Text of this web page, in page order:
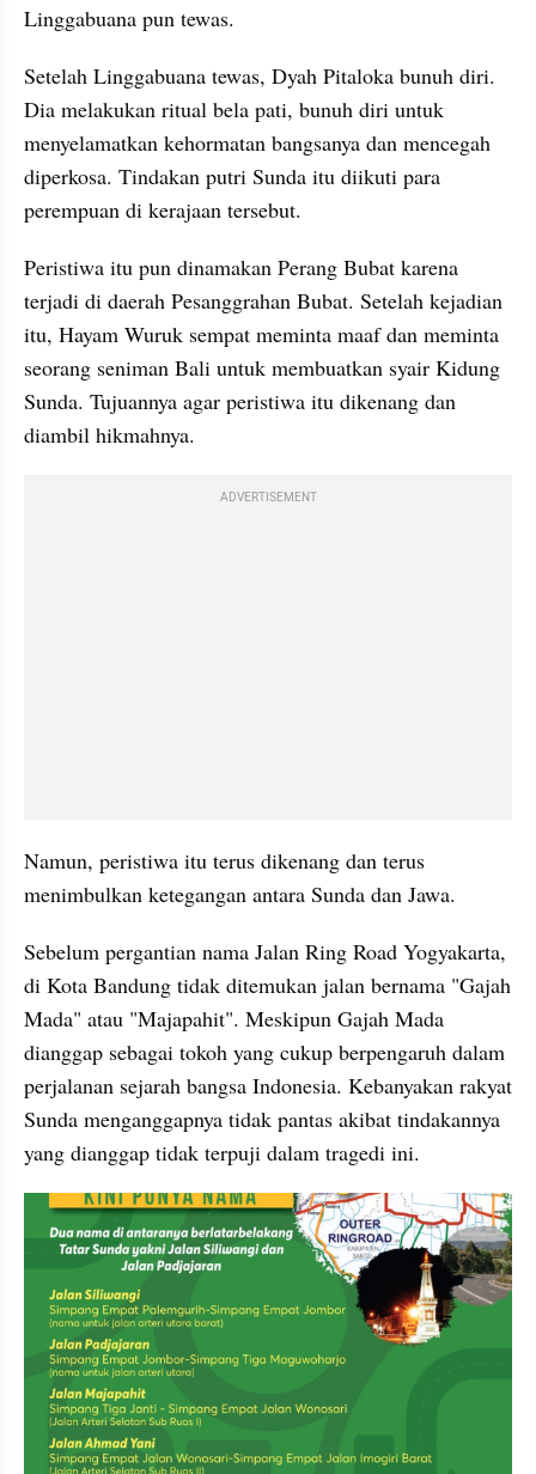
Linggabuana pun tewas.
Setelah Linggabuana tewas, Dyah Pitaloka bunuh diri.
Dia melakukan ritual bela pati, bunuh diri untuk
menyelamatkan kehormatan bangsanya dan mencegah
diperkosa. Tindakan putri Sunda itu diikuti para
perempuan di kerajaan tersebut.
Peristiwa itu pun dinamakan Perang Bubat karena
terjadi di daerah Pesanggrahan Bubat. Setelah kejadian
itu, Hayam Wuruk sempat meminta maaf dan meminta
seorang seniman Bali untuk membuatkan syair Kidung
Sunda. Tujuannya agar peristiwa itu dikenang dan
diambil hikmahnya.
ADVERTISEMENT
Namun, peristiwa itu terus dikenang dan terus
menimbulkan ketegangan antara Sunda dan Jawa.
Sebelum pergantian nama Jalan Ring Road Yogyakarta,
di Kota Bandung tidak ditemukan jalan bernama "Gajah
Mada" atau "Majapahit". Meskipun Gajah Mada
dianggap sebagai tokoh yang cukup berpengaruh dalam
perjalanan sejarah bangsa Indonesia. Kebanyakan rakyat
Sunda menganggapnya tidak pantas akibat tindakannya
yang dianggap tidak terpuji dalam tragedi ini.